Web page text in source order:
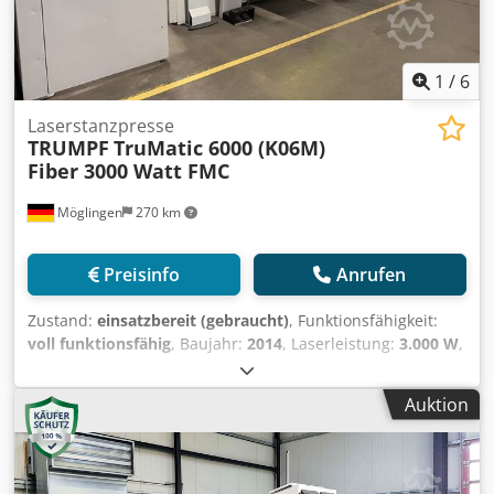
1 / 6
Möglingen 270 km
Laserstanzpresse
TRUMPF TruMatic 6000 (K06M)
Fiber 3000 Watt FMC
Preisinfo Anrufen
Zustand: einsatzbereit (gebraucht), Funktionsfähigkeit:
voll funktionsfähig, Baujahr: 2014, Laserleistung: 3.000 W,
X Arbeitsbereich max.: 2500 mm Y Arbeitsbereich max.:
1250 mm Steuerung: IndraMotion MTX Laser-Leistung:
3000 Watt Standardausstattung: Maschine -
Koordinatenführung zur hochgenauen Bearbeitung -
Stabiler, gut zugänglicher C-Rahmen - Linearmagazin mit
21 Werkzeugplätzen und 4 Spannpratzen - Antriebe mit
Auktion